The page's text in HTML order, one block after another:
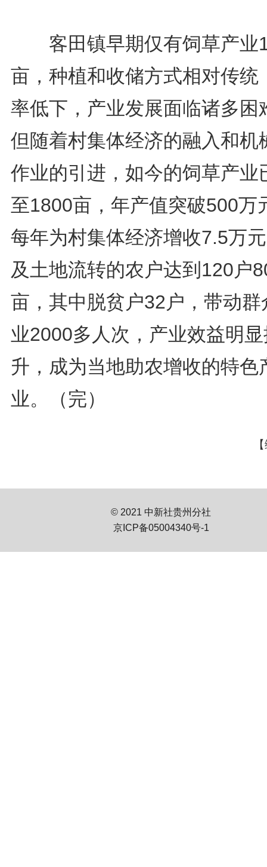
客田镇早期仅有饲草产业
亩，种植和收储方式相对传统
率低下，产业发展面临诸多困
但随着村集体经济的融入和机
作业的引进，如今的饲草产业
至1800亩，年产值突破500万
每年为村集体经济增收7.5万
及土地流转的农户达到120户
亩，其中脱贫户32户，带动群
业2000多人次，产业效益明
升，成为当地助农增收的特色
业。（完）
© 2021 中新社贵州分社
京ICP备05004340号-1